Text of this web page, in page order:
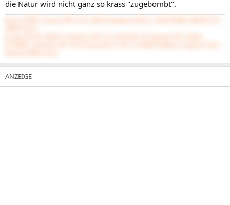
die Natur wird nicht ganz so krass "zugebombt".